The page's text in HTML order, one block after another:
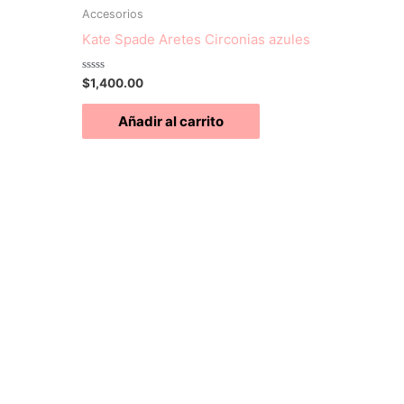
Accesorios
Kate Spade Aretes Circonias azules
Valorado
con
0
$1,400.00
Añadir al carrito